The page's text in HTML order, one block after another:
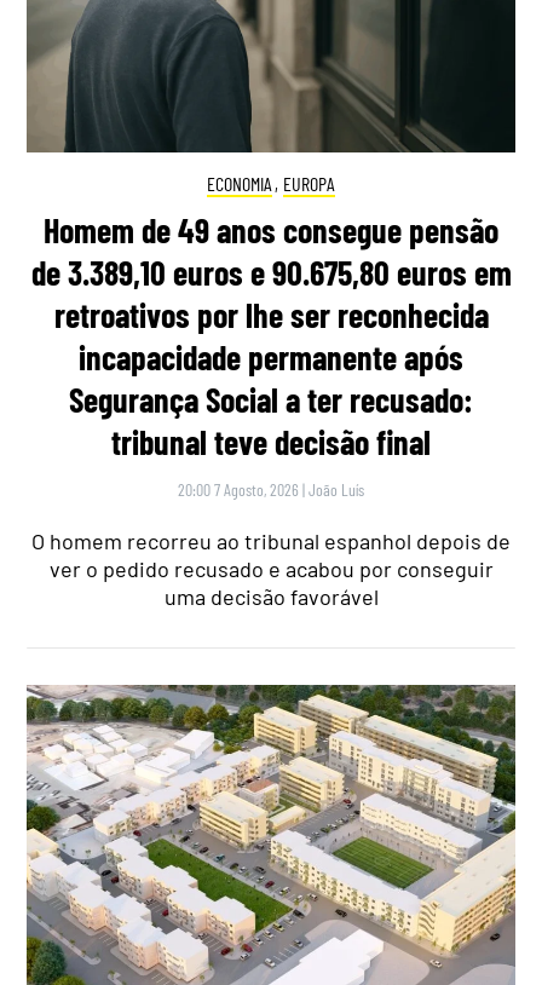
ECONOMIA , EUROPA
Homem de 49 anos consegue pensão
de 3.389,10 euros e 90.675,80 euros em
retroativos por lhe ser reconhecida
incapacidade permanente após
Segurança Social a ter recusado:
tribunal teve decisão final
20:00 7 Agosto, 2026 |João Luís
O homem recorreu ao tribunal espanhol depois de
ver o pedido recusado e acabou por conseguir
uma decisão favorável